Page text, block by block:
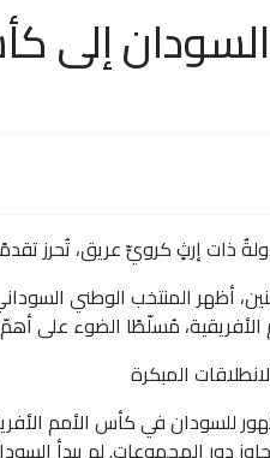
إلى
ذات إرثٍ كرويٍّ عريق، تُحرز
أظهر المنتخب الوطني
مُسلّطًا الضوء على أهمّ
المبكرة